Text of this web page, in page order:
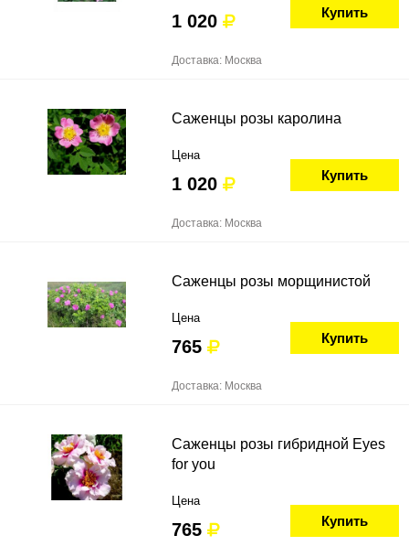
1 020 Купить
Доставка: Москва
Саженцы розы каролина
Цена
1 020 Купить
Доставка: Москва
Саженцы розы морщинистой
Цена
765 Купить
Доставка: Москва
Саженцы розы гибридной Eyes
for you
Цена
765 Купить